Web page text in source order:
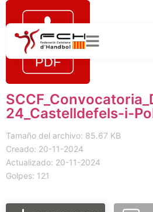
24_Castelldefels-i-
Tamaño del archivo: 85.67 KB
Creado: 20-11-2024
Actualizado: 20-11-2024
Golpes: 121